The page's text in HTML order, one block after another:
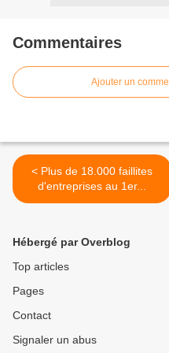
Commentaires
Ajouter un
< Plus de 18.000 faillites
d'entreprises au 1er...
Hébergé par Overblog
Top articles
Pages
Contact
Signaler un abus